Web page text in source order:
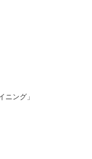
ニング」